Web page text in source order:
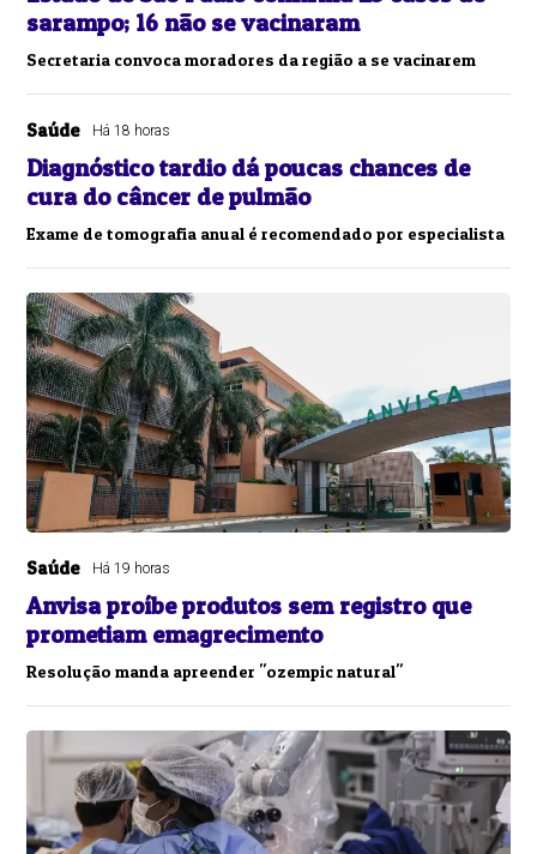
sarampo; 16 não se vacinaram
Secretaria convoca moradores da região a se vacinarem
Saúde Há 18 horas
Diagnóstico tardio dá poucas chances de
cura do câncer de pulmão
Exame de tomografia anual é recomendado por especialista
Saúde Há 19 horas
Anvisa proíbe produtos sem registro que
prometiam emagrecimento
Resolução manda apreender "ozempic natural"